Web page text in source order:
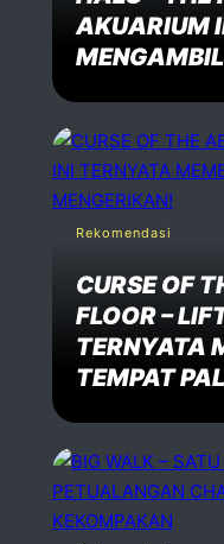
AKUARIUM
Rekomendasi
CURSE OF
FLOOR –
TERNYATA
TEMPAT